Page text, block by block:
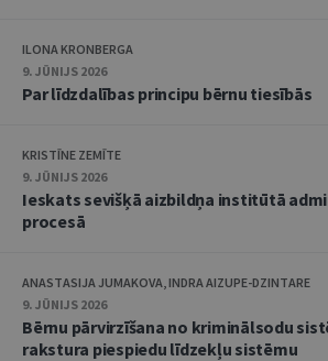
ILONA KRONBERGA
9. JŪNIJS 2026
Par līdzdalības principu bērnu tiesībās
KRISTĪNE ZEMĪTE
9. JŪNIJS 2026
Ieskats sevišķā aizbildņa institūtā
procesā
ANASTASIJA JUMAKOVA, INDRA AIZUPE-DZINTARE
9. JŪNIJS 2026
Bērnu pārvirzīšana no kriminālsodu
rakstura piespiedu līdzekļu sistēmu